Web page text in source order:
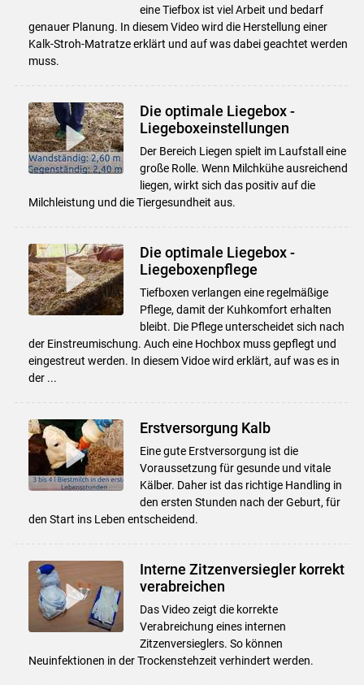
eine Tiefbox ist viel Arbeit und bedarf
genauer Planung. In diesem Video wird die Herstellung einer
Kalk-Stroh-Matratze erklärt und auf was dabei geachtet werden
muss.
Die optimale Liegebox -
Liegeboxeinstellungen
Der Bereich Liegen spielt im Laufstall eine
große Rolle. Wenn Milchkühe ausreichend
liegen, wirkt sich das positiv auf die
Milchleistung und die Tiergesundheit aus.
Die optimale Liegebox -
Liegeboxenpflege
Tiefboxen verlangen eine regelmäßige
Pflege, damit der Kuhkomfort erhalten
bleibt. Die Pflege unterscheidet sich nach
der Einstreumischung. Auch eine Hochbox muss gepflegt und
eingestreut werden. In diesem Vidoe wird erklärt, auf was es in
der ...
Erstversorgung Kalb
Eine gute Erstversorgung ist die
Voraussetzung für gesunde und vitale
Kälber. Daher ist das richtige Handling in
den ersten Stunden nach der Geburt, für
den Start ins Leben entscheidend.
Interne Zitzenversiegler korrekt
verabreichen
Das Video zeigt die korrekte
Verabreichung eines internen
Zitzenversieglers. So können
Neuinfektionen in der Trockenstehzeit verhindert werden.